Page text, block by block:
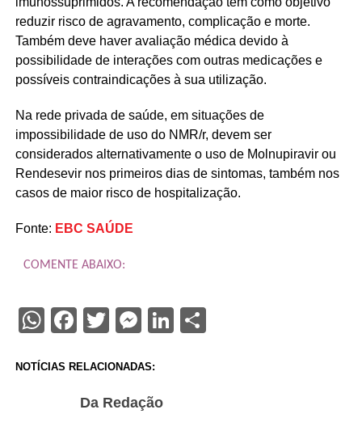
reduzir risco de agravamento, complicação e morte.
Também deve haver avaliação médica devido à
possibilidade de interações com outras medicações e
possíveis contraindicações à sua utilização.
Na rede privada de saúde, em situações de
impossibilidade de uso do NMR/r, devem ser
considerados alternativamente o uso de Molnupiravir ou
Rendesevir nos primeiros dias de sintomas, também nos
casos de maior risco de hospitalização.
Fonte: EBC SAÚDE
COMENTE ABAIXO:
WhatsApp
Facebook
Twitter
Messenger
LinkedIn
Share
NOTÍCIAS RELACIONADAS:
Da Redação